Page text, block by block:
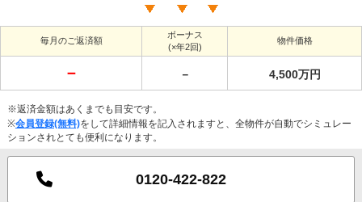
毎月のご返済額
ボーナス
(×年2回)
物件価格
－ － 4,500万円
※返済金額はあくまでも目安です。
※会員登録(無料)をして詳細情報を記入されますと、全物件が自動でシミュレー
ションされとても便利になります。
0120-422-822